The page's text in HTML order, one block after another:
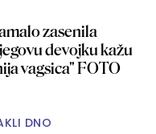
zasenila
devojku kažu
vagsica" FOTO
DNO